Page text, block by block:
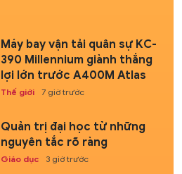
Máy bay vận tải quân sự KC-
390 Millennium giành thắng
lợi lớn trước A400M Atlas
Thế giới 7 giờ trước
Quản trị đại học từ những
nguyên tắc rõ ràng
Giáo dục 3 giờ trước